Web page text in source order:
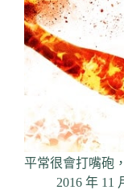
平常很會打嘴砲
2016 年 11